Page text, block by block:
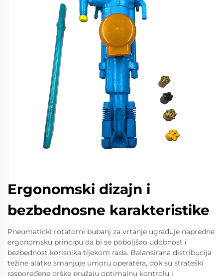
Ergonomski dizajn i
bezbednosne karakteristike
Pneumaticki rotatorni bubanj za vrtanje ugrađuje napredne
ergonomsku principu da bi se poboljšao udobnost i
bezbednost korisnika tijekom rada. Balansirana distribucija
težine alatke smanjuje umoru operatera, dok su strateški
raspoređene drške pružaju optimalnu kontrolu i